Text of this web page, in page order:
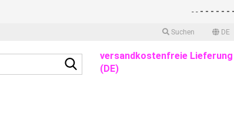
Suchen DE
- - - - - - - -
Suche...versandkostenfreie Lieferung
(DE)